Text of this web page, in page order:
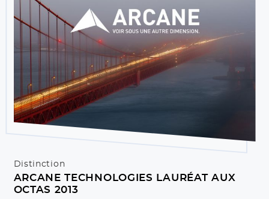
Distinction
ARCANE TECHNOLOGIES LAURÉAT AUX
OCTAS 2013